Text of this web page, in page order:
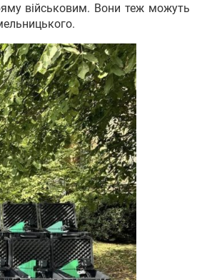
військовим. Вони теж можуть